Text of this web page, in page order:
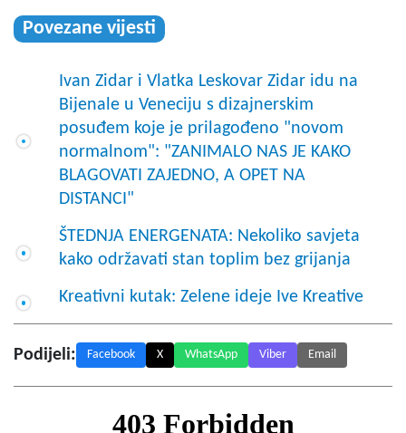
Povezane vijesti
Ivan Zidar i Vlatka Leskovar Zidar idu na
Bijenale u Veneciju s dizajnerskim
posuđem koje je prilagođeno "novom
normalnom": "ZANIMALO NAS JE KAKO
BLAGOVATI ZAJEDNO, A OPET NA
DISTANCI"
ŠTEDNJA ENERGENATA: Nekoliko savjeta
kako održavati stan toplim bez grijanja
Kreativni kutak: Zelene ideje Ive Kreative
Podijeli: Facebook X WhatsApp Viber Email